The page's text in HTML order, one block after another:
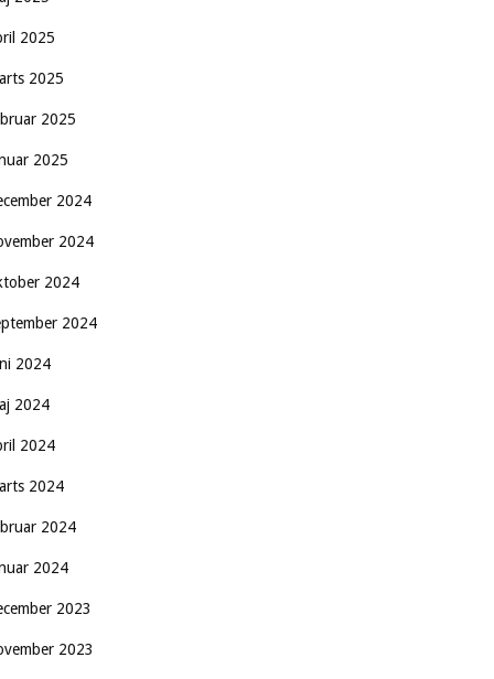
2025
2025
2025
2025
2024
2024
2024
2024
2024
2024
2024
2024
2024
2024
2023
2023